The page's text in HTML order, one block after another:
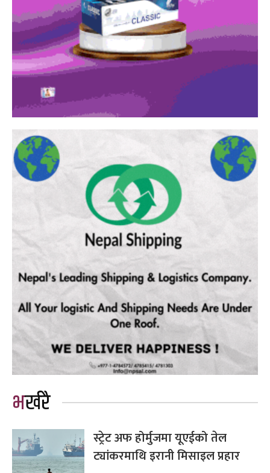
भर्खरै
स्ट्रेट अफ होर्मुजमा यूएईको तेल
ट्यांकरमाथि इरानी मिसाइल प्रहार